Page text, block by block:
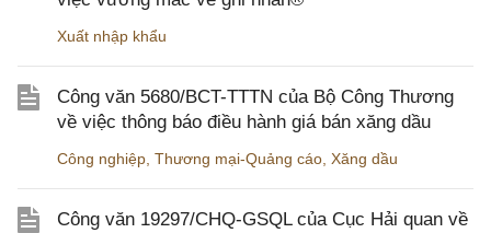
Xuất nhập khẩu
Công văn 5680/BCT-TTTN của Bộ Công Thương
về việc thông báo điều hành giá bán xăng dầu
Công nghiệp Thương mại-Quảng cáo Xăng dầu
Công văn 19297/CHQ-GSQL của Cục Hải quan về